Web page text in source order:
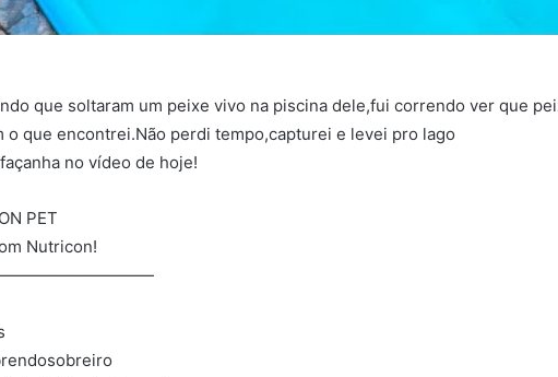
que soltaram um peixe vivo na piscina dele,fui correndo ver que
o que encontrei.Não perdi tempo,capturei e levei pro lago
no vídeo de hoje!
PET
Nutricon!